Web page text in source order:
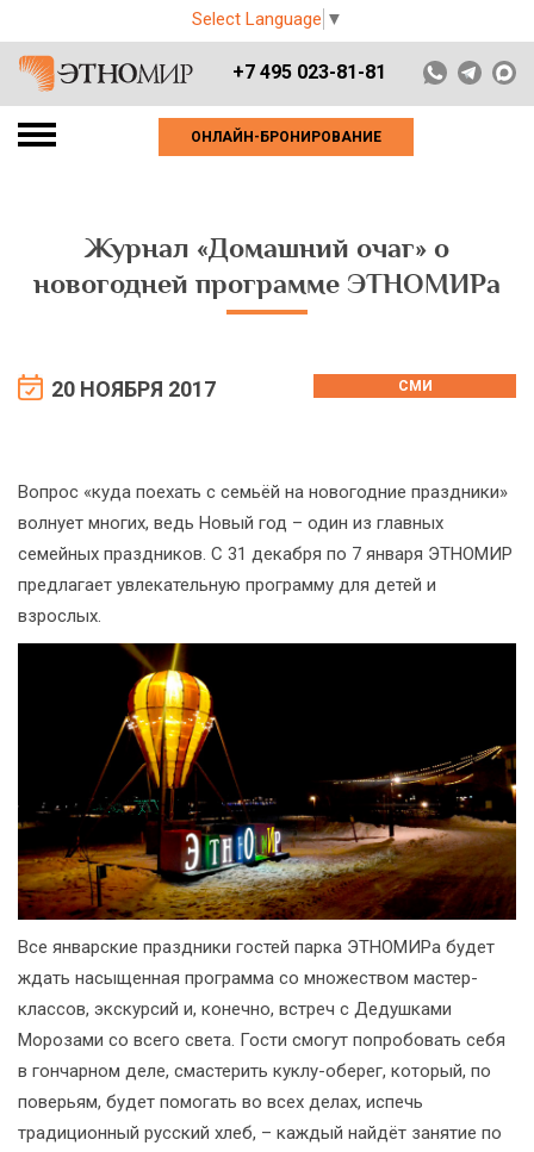
Select Language ▼
+7 495 023-81-81
ОНЛАЙН-БРОНИРОВАНИЕ
Журнал «Домашний очаг» о
новогодней программе ЭТНОМИРа
20 НОЯБРЯ 2017 СМИ
Вопрос «куда поехать с семьёй на новогодние праздники»
волнует многих, ведь Новый год – один из главных
семейных праздников. С 31 декабря по 7 января ЭТНОМИР
предлагает увлекательную программу для детей и
взрослых.
Все январские праздники гостей парка ЭТНОМИРа будет
ждать насыщенная программа со множеством мастер-
классов, экскурсий и, конечно, встреч с Дедушками
Морозами со всего света. Гости смогут попробовать себя
в гончарном деле, смастерить куклу-оберег, который, по
поверьям, будет помогать во всех делах, испечь
традиционный русский хлеб, – каждый найдёт занятие по